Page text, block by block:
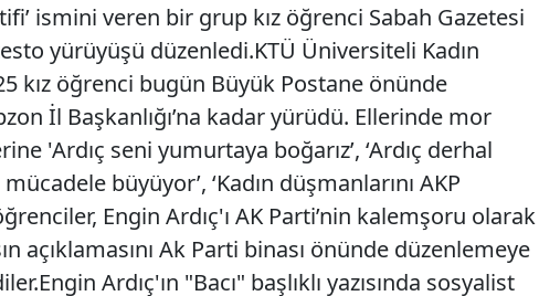
ismini veren bir grup kız öğrenci Sabah Gazetesi
yürüyüşü düzenledi.KTÜ Üniversiteli Kadın
kız öğrenci bugün Büyük Postane önünde
İl Başkanlığı’na kadar yürüdü. Ellerinde mor
'Ardıç seni yumurtaya boğarız’, ‘Ardıç derhal
büyüyor’, ‘Kadın düşmanlarını AKP
Engin Ardıç'ı AK Parti’nin kalemşoru olarak
açıklamasını Ak Parti binası önünde düzenlemeye
Ardıç'ın "Bacı" başlıklı yazısında sosyalist